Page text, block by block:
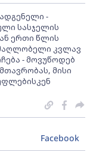
-
სასჯელის
ერთი წლის
კვლავ
- მოვუწოდებ
მისი
Facebook